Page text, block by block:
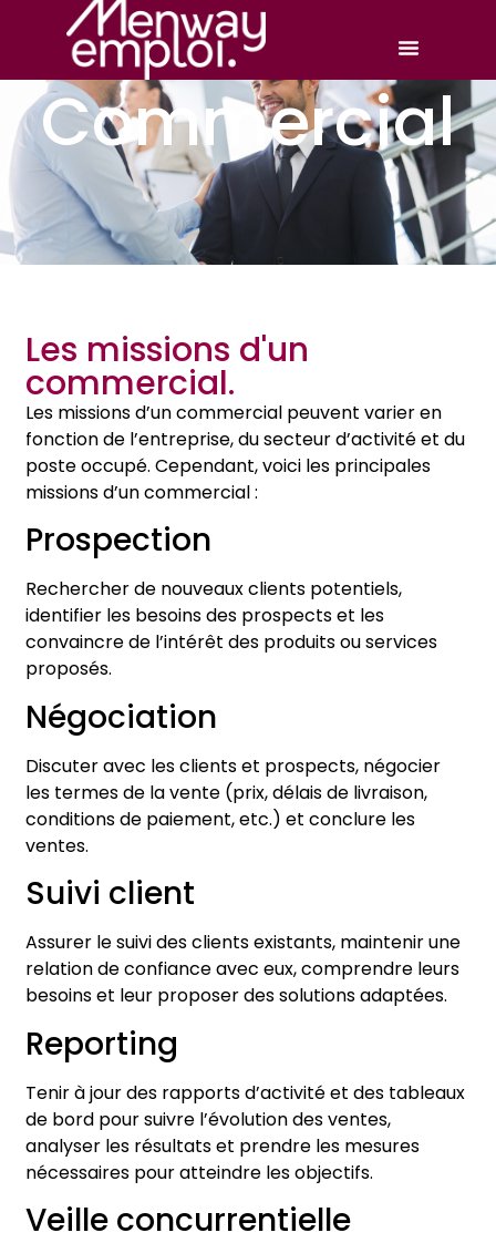
Commercial
Les missions d'un
commercial.
Les missions d’un commercial peuvent varier en
fonction de l’entreprise, du secteur d’activité et du
poste occupé. Cependant, voici les principales
missions d’un commercial :
Prospection
Rechercher de nouveaux clients potentiels,
identifier les besoins des prospects et les
convaincre de l’intérêt des produits ou services
proposés.
Négociation
Discuter avec les clients et prospects, négocier
les termes de la vente (prix, délais de livraison,
conditions de paiement, etc.) et conclure les
ventes.
Suivi client
Assurer le suivi des clients existants, maintenir une
relation de confiance avec eux, comprendre leurs
besoins et leur proposer des solutions adaptées.
Reporting
Tenir à jour des rapports d’activité et des tableaux
de bord pour suivre l’évolution des ventes,
analyser les résultats et prendre les mesures
nécessaires pour atteindre les objectifs.
Veille concurrentielle